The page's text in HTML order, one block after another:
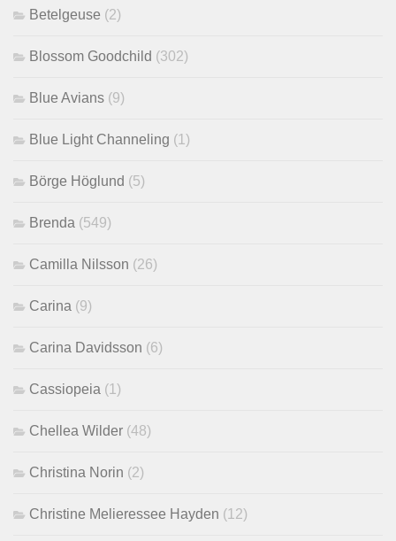
Betelgeuse (2)
Blossom Goodchild (302)
Blue Avians (9)
Blue Light Channeling (1)
Börge Höglund (5)
Brenda (549)
Camilla Nilsson (26)
Carina (9)
Carina Davidsson (6)
Cassiopeia (1)
Chellea Wilder (48)
Christina Norin (2)
Christine Melieressee Hayden (12)